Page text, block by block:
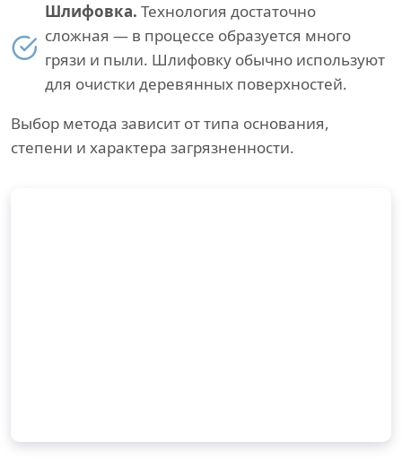
Шлифовка. Технология достаточно
сложная — в процессе образуется много
грязи и пыли. Шлифовку обычно используют
для очистки деревянных поверхностей.
Выбор метода зависит от типа основания,
степени и характера загрязненности.